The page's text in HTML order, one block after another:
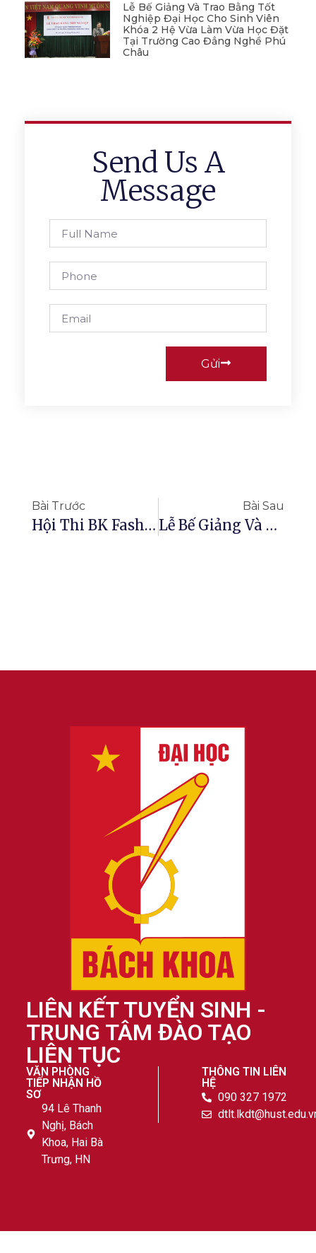
Lễ Bế Giảng Và Trao Bằng Tốt
Nghiệp Đại Học Cho Sinh Viên
Khóa 2 Hệ Vừa Làm Vừa Học Đặt
Tại Trường Cao Đẳng Nghề Phú
Châu
Send Us A
Message
Gửi
Bài Trước
Hội Thi BK Fashion: Chào Mừng 106 Năm Ngày Quốc Tế Phụ Nữ 8/3 Và 1976 Năm Ngày Khởi Nghĩa Hai Bà Trưng Và Hướng Đến Kỷ Niệm 60 Năm Ngày Thành Lập Trường
Bài Sau
Lễ Bế Giảng Và Trao Bằng Tốt Nghiệp Cho Sinh Viên Khóa 3 Đặt Tại Trung Tâm Giáo Dục Thường Xuyên Tỉnh Hưng Yên
LIÊN KẾT TUYỂN SINH -
TRUNG TÂM ĐÀO TẠO
LIÊN TỤC
VĂN PHÒNG
TIẾP NHẬN HỒ
SƠ
94 Lê Thanh
Nghị, Bách
Khoa, Hai Bà
Trưng, HN
THÔNG TIN LIÊN
HỆ
090 327 1972